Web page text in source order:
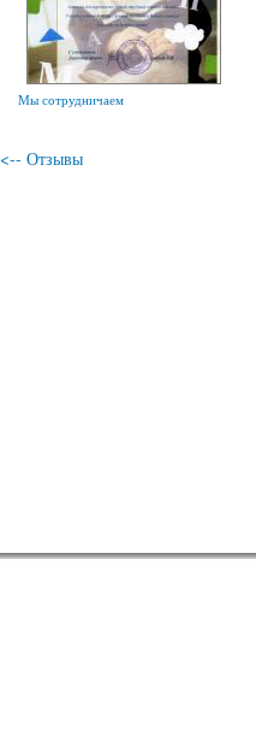
Мы сотрудничаем
<-- Отзывы